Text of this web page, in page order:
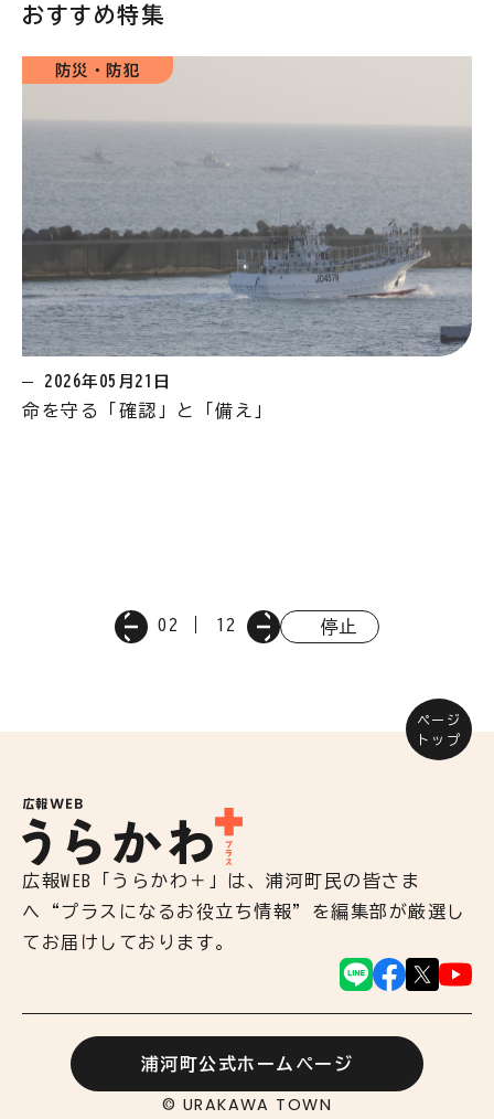
おすすめ特集
防災・防犯
2026年05月21日
命を守る「確認」と「備え」
02 12 停止
ページ
トップ
広報WEB「うらかわ＋」は、浦河町民の皆さま
へ“プラスになるお役立ち情報”を編集部が厳選し
てお届けしております。
浦河町公式ホームページ
© URAKAWA TOWN